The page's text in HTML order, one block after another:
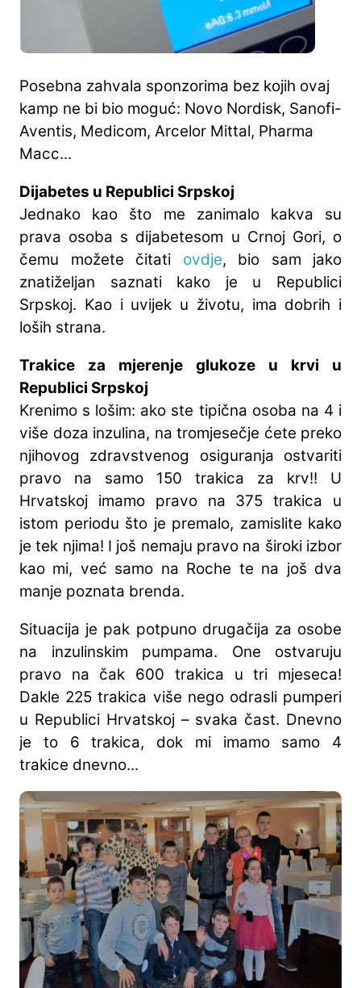
Posebna zahvala sponzorima bez kojih ovaj
kamp ne bi bio moguć: Novo Nordisk, Sanofi-
Aventis, Medicom, Arcelor Mittal, Pharma
Macc...
Dijabetes u Republici Srpskoj
Jednako kao što me zanimalo kakva su
prava osoba s dijabetesom u Crnoj Gori, o
čemu možete čitati ovdje, bio sam jako
znatiželjan saznati kako je u Republici
Srpskoj. Kao i uvijek u životu, ima dobrih i
loših strana.
Trakice za mjerenje glukoze u krvi u
Republici Srpskoj
Krenimo s lošim: ako ste tipična osoba na 4 i
više doza inzulina, na tromjesečje ćete preko
njihovog zdravstvenog osiguranja ostvariti
pravo na samo 150 trakica za krv!! U
Hrvatskoj imamo pravo na 375 trakica u
istom periodu što je premalo, zamislite kako
je tek njima! I još nemaju pravo na široki izbor
kao mi, već samo na Roche te na još dva
manje poznata brenda.
Situacija je pak potpuno drugačija za osobe
na inzulinskim pumpama. One ostvaruju
pravo na čak 600 trakica u tri mjeseca!
Dakle 225 trakica više nego odrasli pumperi
u Republici Hrvatskoj – svaka čast. Dnevno
je to 6 trakica, dok mi imamo samo 4
trakice dnevno...